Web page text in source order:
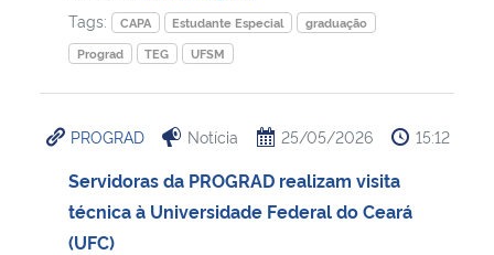
Tags:
CAPA Estudante Especial
graduação
Prograd
TEG UFSM
PROGRAD Notícia 25/05/2026 15:12
Servidoras da PROGRAD realizam visita
técnica à Universidade Federal do Ceará
(UFC)